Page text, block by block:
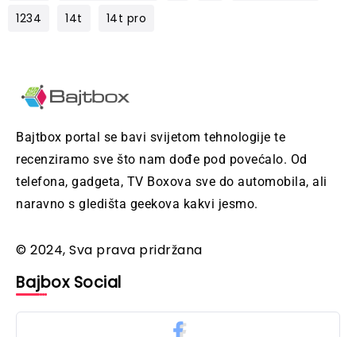
1234
14t 14t pro
Bajtbox portal se bavi svijetom tehnologije te
recenziramo sve što nam dođe pod povećalo. Od
telefona, gadgeta, TV Boxova sve do automobila, ali
naravno s gledišta geekova kakvi jesmo.
© 2024, Sva prava pridržana
Bajbox Social